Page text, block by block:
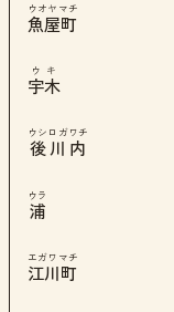
魚屋町
ウオヤマチ
宇木
ウキ
後川内
ウシロガワチ
浦
ウラ
江川町
エガワマチ